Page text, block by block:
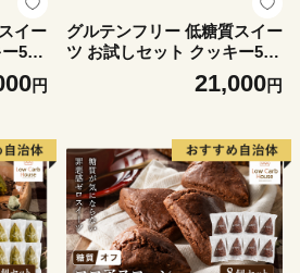
イー
5種
フ
朝
肪
）
円
グルテンフリー 低糖質スイー
ツ お試しセット クッキー5種
マフィン8種 / スイーツ マフ
ィン 焼き菓子 詰め合わせ 朝
麦粉・砂糖・トランス脂肪
酸・人工甘味料・不使用）
【LowCarbHouse 】
21,000円